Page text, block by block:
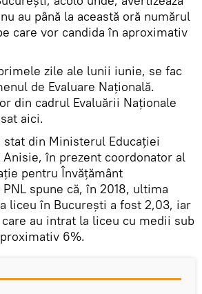
au până la această oră numărul
care vor candida în aproximativ
zile ale lunii iunie, se fac
de Evaluare Națională.
din cadrul Evaluării Naționale
aici.
stat din Ministerul Educației
în prezent coordonator al
pentru Învățământ
spune că, în 2018, ultima
liceu în București a fost 2,03, iar
au intrat la liceu cu medii sub
6%.